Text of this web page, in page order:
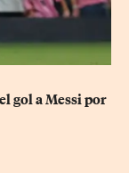
gol a Messi por